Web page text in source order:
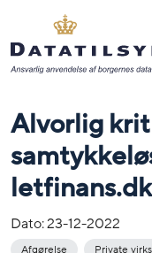
Alvorlig
letfinans.dk
Dato:23-12-2022
Afgørelse Private